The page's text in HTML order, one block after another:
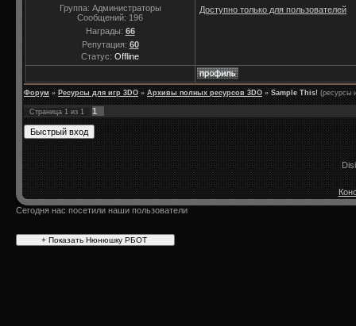
Группа: Администраторы
Сообщений: 196
Награды: 66
Репутация: 60
Статус: Offline
Доступно только для пользователей
Форум » Ресурсы для игр 3DO » Архивы полных ресурсов 3DO » Sample This! (ресурсы
Страница 1 из 1 1
Сегодня нас посетили наши пользователи